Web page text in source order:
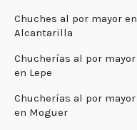
Chuches al por mayor en
Alcantarilla
Chucherías al por mayor
en Lepe
Chucherías al por mayor
en Moguer